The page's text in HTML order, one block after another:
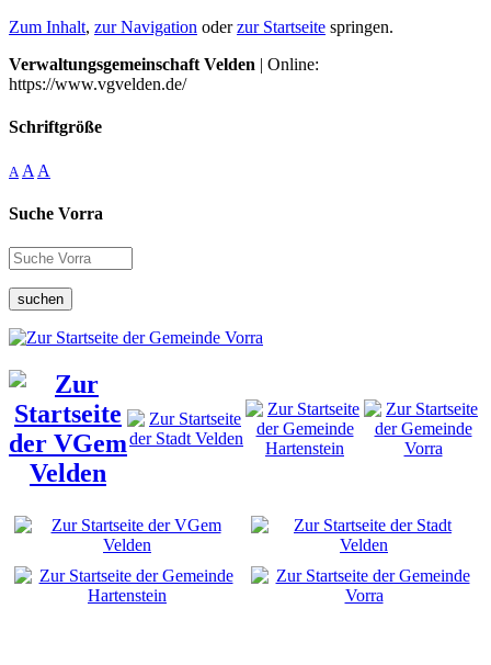
Zum Inhalt, zur Navigation oderzur Startseite springen.
Verwaltungsgemeinschaft Velden | Online:
https://www.vgvelden.de/
Schriftgröße
A A A
Suche Vorra
suchen